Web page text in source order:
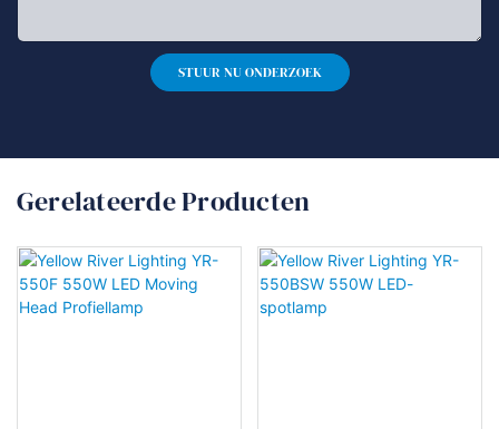
STUUR NU ONDERZOEK
Gerelateerde Producten